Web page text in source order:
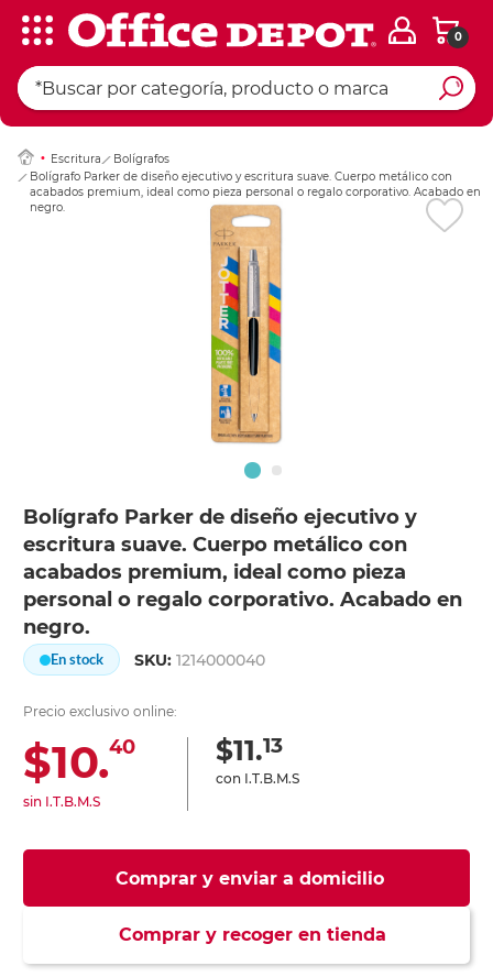
0
Escritura
Bolígrafos
Bolígrafo Parker de diseño ejecutivo y escritura suave. Cuerpo metálico con
acabados premium, ideal como pieza personal o regalo corporativo. Acabado en
negro.
Bolígrafo Parker de diseño ejecutivo y
escritura suave. Cuerpo metálico con
acabados premium, ideal como pieza
personal o regalo corporativo. Acabado en
negro.
En stock SKU:1214000040
Precio exclusivo online:
$10.40
sin I.T.B.M.S
$11.13
con I.T.B.M.S
Comprar y enviar a domicilio
Comprar y recoger en tienda
Ingresar Codigo